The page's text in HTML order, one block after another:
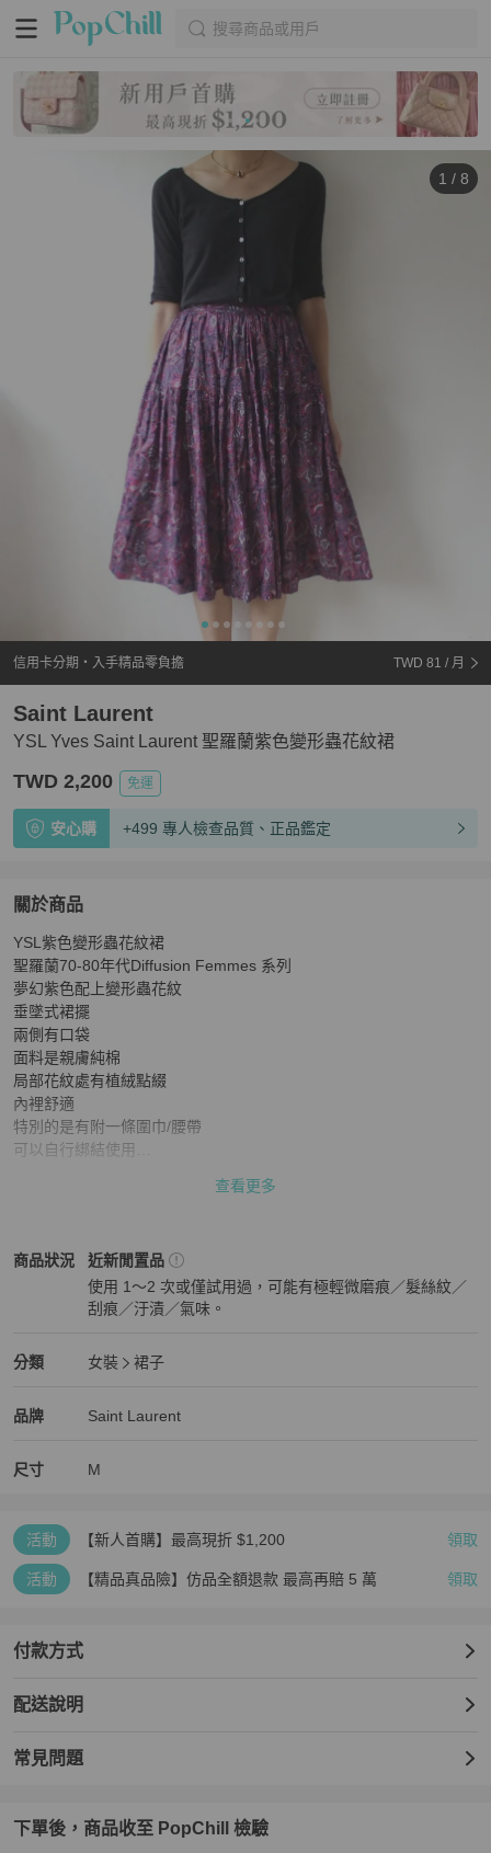
搜尋商品或用戶
1 / 8
信用卡分期・入手精品零負擔 TWD 81 / 月
YSL Yves Saint Laurent 聖羅蘭紫色變形蟲花紋裙
Saint Laurent
TWD 2,200 免運
安心購 +499 專人檢查品質、正品鑑定
關於商品
關於YSL Yves Saint Laurent 聖羅蘭紫色變形蟲花紋裙
YSL紫色變形蟲花紋裙
聖羅蘭70-80年代Diffusion Femmes 系列
夢幻紫色配上變形蟲花紋
垂墜式裙擺
兩側有口袋
面料是親膚純棉
局部花紋處有植絨點綴
內裡舒適
特別的是有附一條圍巾/腰帶
可以自行綁結使用
腰平量 31-32
Model 170/50
材質：
查看更多
商品狀況
Saint Laurent女裝商品狀態與細節
近新閒置品
使用 1～2 次或僅試用過，可能有極輕微磨痕／髮絲紋／
刮痕／汙漬／氣味。
分類
Saint Laurent女裝分類資訊
女裝
裙子
品牌
Saint Laurent精品 女裝品牌介紹
Saint Laurent
Saint Laurent推薦清單
尺寸 M
活動 【新人首購】最高現折 $1,200 領取
活動 【精品真品險】仿品全額退款 最高再賠 5 萬 領取
付款方式
配送說明
常見問題
下單後，商品收至 PopChill 檢驗